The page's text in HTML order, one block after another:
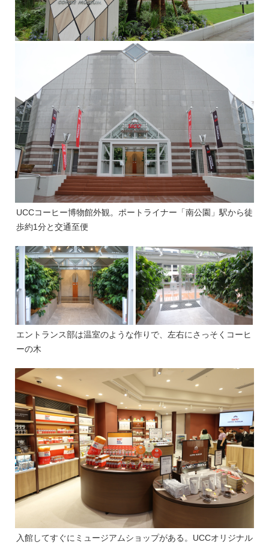
UCCコーヒー博物館外観。ポートライナー「南公園」駅から徒
歩約1分と交通至便
エントランス部は温室のような作りで、左右にさっそくコーヒ
ーの木
入館してすぐにミュージアムショップがある。UCCオリジナル